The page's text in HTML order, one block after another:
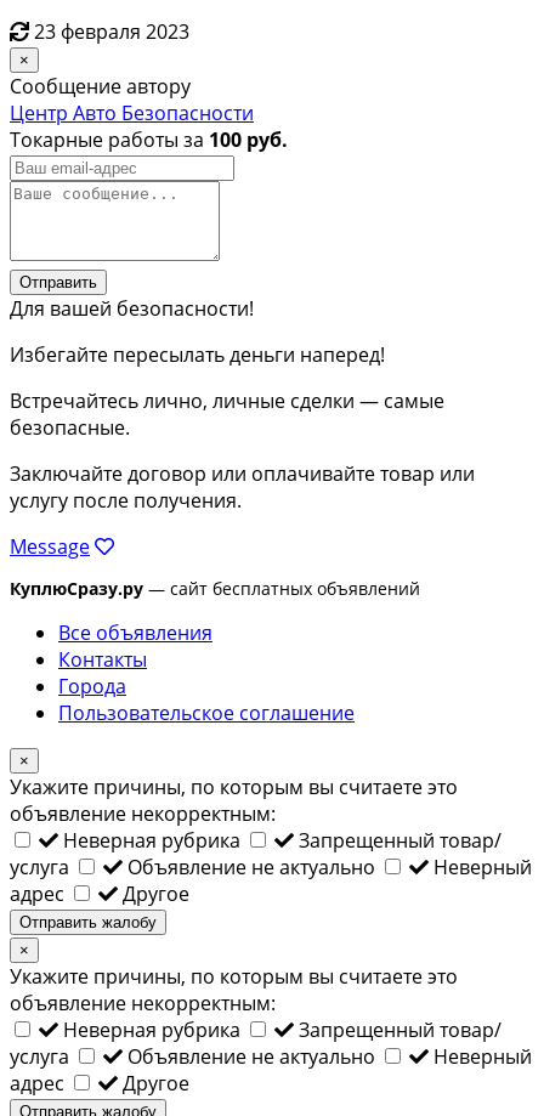
23 февраля 2023
×
Сообщение автору
Центр Авто Безопасности
Токарные работы за 100 руб.
Отправить
Для вашей безопасности!
Избегайте пересылать деньги наперед!
Встречайтесь лично, личные сделки — самые
безопасные.
Заключайте договор или оплачивайте товар или
услугу после получения.
Message
КуплюСразу.ру — сайт бесплатных объявлений
Все объявления
Контакты
Города
Пользовательское соглашение
×
Укажите причины, по которым вы считаете это
объявление некорректным:
Неверная рубрика
Запрещенный товар/
услуга
Объявление не актуально
Неверный
адрес
Другое
Отправить жалобу
×
Укажите причины, по которым вы считаете это
объявление некорректным:
Неверная рубрика
Запрещенный товар/
услуга
Объявление не актуально
Неверный
адрес
Другое
Отправить жалобу